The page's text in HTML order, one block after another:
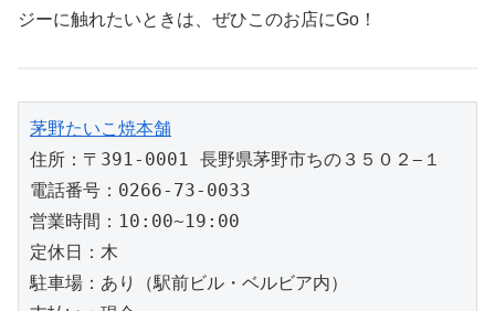
ジーに触れたいときは、ぜひこのお店にGo！
茅野たいこ焼本舗
住所：〒391-0001 長野県茅野市ちの３５０２−１
電話番号：0266-73-0033
営業時間：10:00~19:00
定休日：木
駐車場：あり（駅前ビル・ベルビア内）